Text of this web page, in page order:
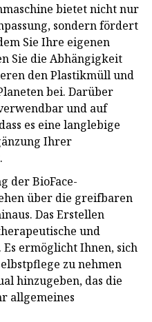
bietet nicht nur
sondern fördert
Sie Ihre eigenen
Sie die Abhängigkeit
den Plastikmüll und
bei. Darüber
und auf
es eine langlebige
Ihrer
der BioFace-
über die greifbaren
Das Erstellen
und
ermöglicht Ihnen, sich
zu nehmen
hinzugeben, das die
allgemeines